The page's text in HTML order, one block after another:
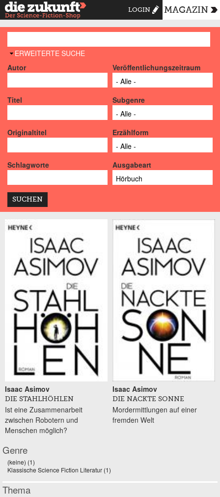
LOGIN MAGAZIN
AUSBLENDEN
ERWEITERTE SUCHE
Autor
Veröffentlichungszeitraum
Titel Subgenre
Originaltitel Erzählform
Schlagworte Ausgabeart
Isaac Asimov
DIE STAHLHÖHLEN
Ist eine Zusammenarbeit
zwischen Robotern und
Menschen möglich?
Isaac Asimov
DIE NACKTE SONNE
Mordermittlungen auf einer
fremden Welt
Genre
(keine) (1)
Klassische Science Fiction Literatur (1)
Thema